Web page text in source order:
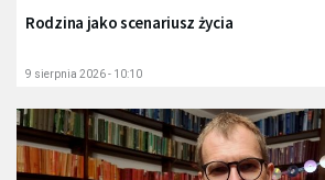
Rodzina jako scenariusz życia
9 sierpnia 2026 - 10:10